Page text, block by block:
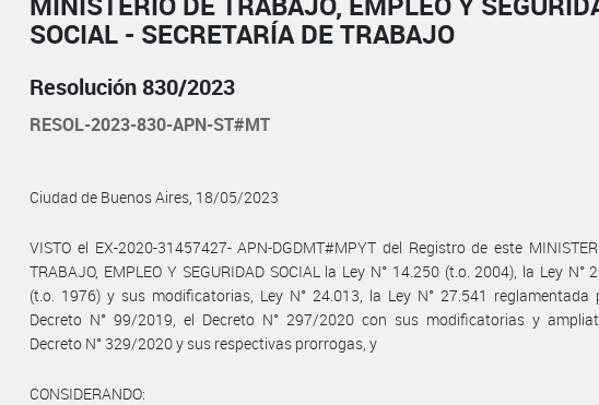
SOCIAL - SECRETARÍA DE TRABAJO
Resolución 830/2023
RESOL-2023-830-APN-ST#MT
Ciudad de Buenos Aires, 18/05/2023
VISTO el EX-2020-31457427- APN-DGDMT#MPYT del Registro de este
TRABAJO, EMPLEO Y SEGURIDAD SOCIAL la Ley N° 14.250 (t.o. 2004), la Ley N°
(t.o. 1976) y sus modificatorias, Ley N° 24.013, la Ley N° 27.541 reglamentada
Decreto N° 99/2019, el Decreto N° 297/2020 con sus modificatorias y
Decreto N° 329/2020 y sus respectivas prorrogas, y
CONSIDERANDO: